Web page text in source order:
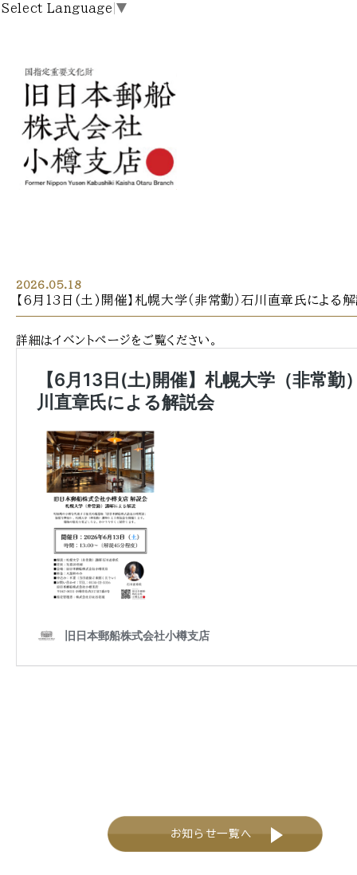
Select Language ▼
2026.05.18
【6月13日(土)開催】札幌大学（非常勤）石川直章氏による
詳細はイベントページをご覧ください。
お知らせ一覧へ